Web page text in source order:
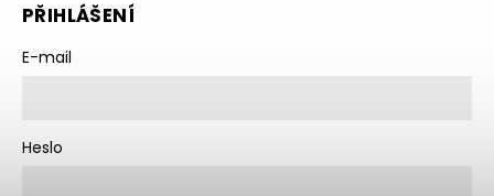
PŘIHLÁŠENÍ
E-mail
Heslo